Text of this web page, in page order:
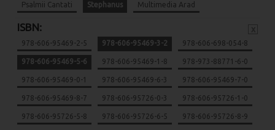
Psalmii Cantati Stephanus Multimedia Arad
ISBN:
978-606-95469-2-5 978-606-95469-3-2 978-606-698-054-8
978-606-95469-5-6 978-606-95469-1-8 978-973-88771-6-0
978-606-95469-0-1 978-606-95469-6-3 978-606-95469-7-0
978-606-95469-8-7 978-606-95726-0-3 978-606-95726-1-0
978-606-95726-5-8 978-606-95726-6-5 978-606-95726-8-9